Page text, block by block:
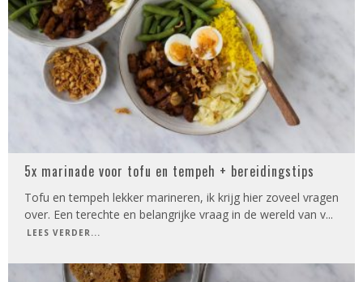
5x marinade voor tofu en tempeh + bereidingstips
Tofu en tempeh lekker marineren, ik krijg hier zoveel vragen
over. Een terechte en belangrijke vraag in de wereld van v...
LEES VERDER...